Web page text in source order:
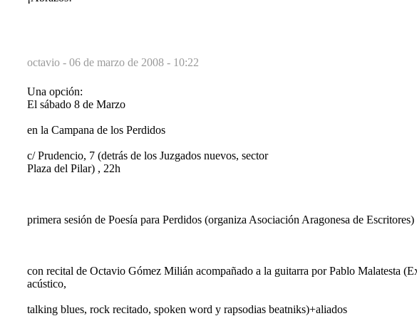
octavio - 06 de marzo de 2008 - 10:22
Una opción:
El sábado 8 de Marzo
en la Campana de los Perdidos
c/ Prudencio, 7 (detrás de los Juzgados nuevos, sector
Plaza del Pilar) , 22h
primera sesión de Poesía para Perdidos (organiza Asociación Aragonesa de Escritores)
con recital de Octavio Gómez Milián acompañado a la guitarra por Pablo Malatesta
acústico,
talking blues, rock recitado, spoken word y rapsodias beatniks)+aliados